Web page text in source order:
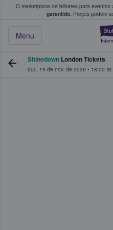
O marketplace de bilhetes para eventos
garantido. Preços podem
Menu
fãs compram e
Shinedown London Tickets
qui., 19 de nov. de 2026 • 18:00 at